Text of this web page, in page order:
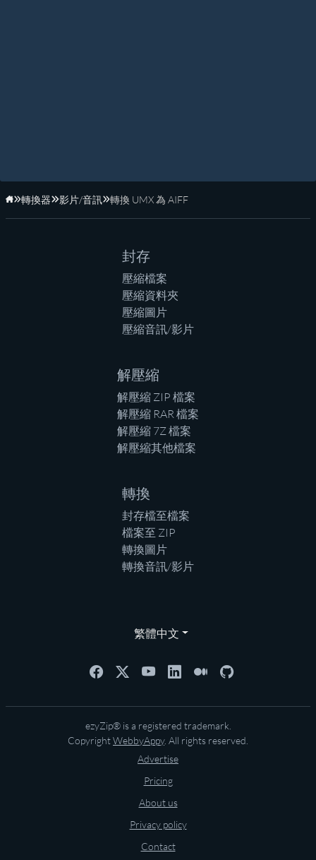
首頁
轉換器 影片/音訊 轉換 UMX 為 AIFF
封存
壓縮檔案
壓縮資料夾
壓縮圖片
壓縮音訊/影片
解壓縮
解壓縮 ZIP 檔案
解壓縮 RAR 檔案
解壓縮 7Z 檔案
解壓縮其他檔案
轉換
封存檔至檔案
檔案至 ZIP
轉換圖片
轉換音訊/影片
繁體中文
ezyZip® is a registered trademark.
CopyrightWebbyAppy. All rights reserved.
Advertise
Pricing
About us
Privacy policy
Contact